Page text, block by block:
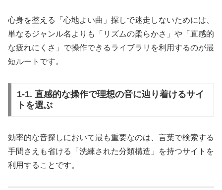
心身を整える「心地よい曲」探しで迷走しないためには、
単なるジャンル名よりも「リズムの柔らかさ」や「直感的
な疲れにくさ」で操作できるライブラリを利用するのが最
短ルートです。
1-1. 直感的な操作で理想の音に辿り着けるサイ
トを選ぶ
効率的な音探しにおいて最も重要なのは、言葉で検索する
手間さえも省ける「洗練された分類構造」を持つサイトを
利用することです。